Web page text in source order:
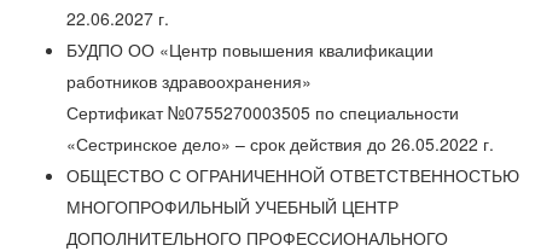
22.06.2027 г.
БУДПО ОО «Центр повышения квалификации
работников здравоохранения»
Сертификат №0755270003505 по специальности
«Сестринское дело» – срок действия до 26.05.2022 г.
ОБЩЕСТВО С ОГРАНИЧЕННОЙ ОТВЕТСТВЕННОСТЬЮ
МНОГОПРОФИЛЬНЫЙ УЧЕБНЫЙ ЦЕНТР
ДОПОЛНИТЕЛЬНОГО ПРОФЕССИОНАЛЬНОГО